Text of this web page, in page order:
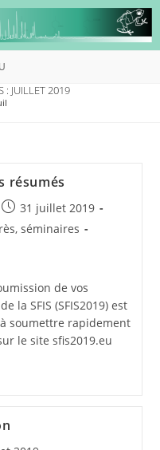
: JUILLET 2019
résumés
31 juillet 2019
séminaires
de vos
la SFIS (SFIS2019) est
soumettre rapidement
le site sfis2019.eu